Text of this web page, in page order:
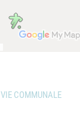
VIE COMMUNALE